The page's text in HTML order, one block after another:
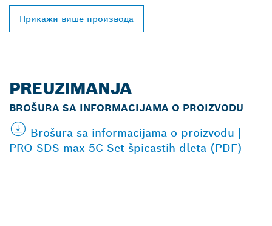
Прикажи више производа
PREUZIMANJA
BROŠURA SA INFORMACIJAMA O PROIZVODU
Brošura sa informacijama o proizvodu |
PRO SDS max-5C Set špicastih dleta (PDF)